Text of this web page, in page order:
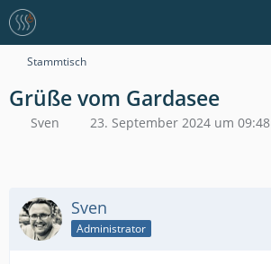
Stammtisch
Grüße vom Gardasee
Sven 23. September 2024 um 09:48
Sven
Administrator